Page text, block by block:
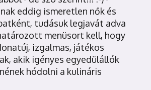
eddig ismeretlen nők és
tudásuk legjavát adva
menüsort kell, hogy
izgalmas, játékos
akik igényes egyedülállók
hódolni a kulináris